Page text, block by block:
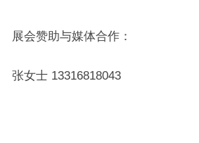
展会赞助与媒体合作：
张女士 13316818043